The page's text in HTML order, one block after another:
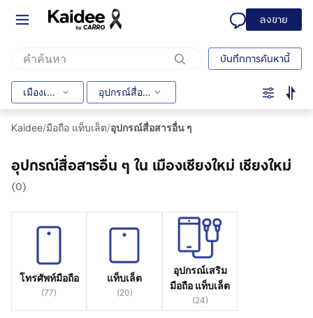
ลงขาย
บันทึกการค้นหานี้
เมืองเชียงใหม่ อุปกรณ์สื่อสารอื่น ๆ
Kaidee/มือถือ แท็บเล็ต/อุปกรณ์สื่อสารอื่น ๆ
อุปกรณ์สื่อสารอื่น ๆ ใน เมืองเชียงใหม่ เชียงใหม่
(0)
โทรศัพท์มือถือ
(77)
แท็บเล็ต
(20)
อุปกรณ์เสริม
มือถือ แท็บเล็ต
(24)